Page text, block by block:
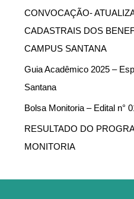
CONVOCAÇÃO-
CADASTRAIS DOS
CAMPUS SANTANA
Guia Acadêmico 2025 –
Santana
Bolsa Monitoria – Edital n°
RESULTADO DO
MONITORIA